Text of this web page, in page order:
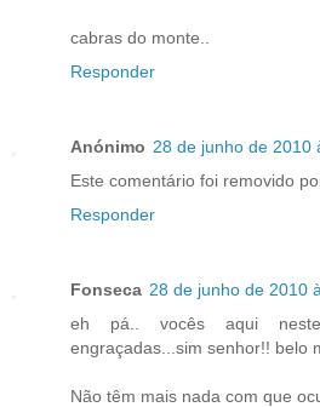
cabras do monte..
Responder
Anónimo 28 de junho de 2010
Este comentário foi removido
Responder
Fonseca 28 de junho de 2010
eh pá.. vocês aqui
engraçadas...sim senhor!! belo
Não têm mais nada com que